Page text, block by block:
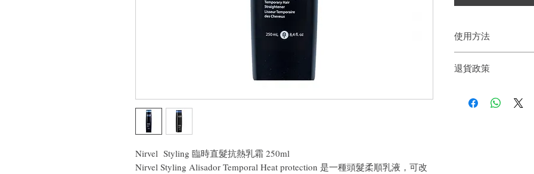
Nirvel Styling 臨時直髮抗熱乳霜 250ml
Nirvel Styling Alisador Temporal Heat protection 是一種頭髮柔順乳液，可改
使用方法
退貨政策
戶。首先，您需要在